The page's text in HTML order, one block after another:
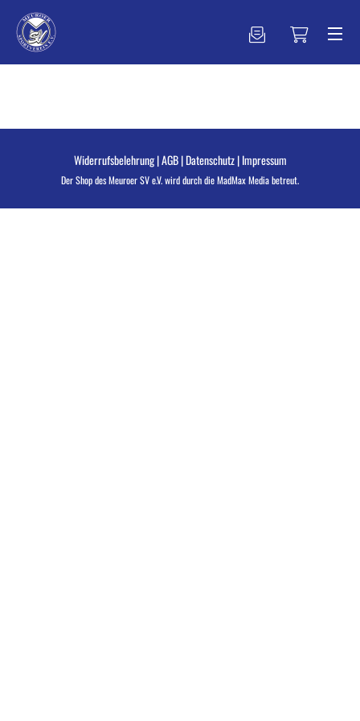
Widerrufsbelehrung|AGB|Datenschutz|Impressum
Der Shop des Meuroer SV e.V. wird durch dieMadMax Mediabetreut.